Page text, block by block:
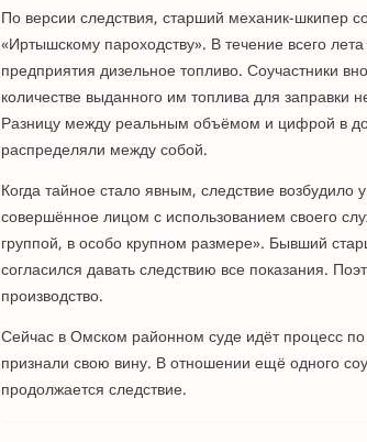
По версии следствия, старший механик-шкипер
«Иртышскому пароходству». В течение всего
предприятия дизельное топливо. Соучастники
количестве выданного им топлива для заправки
Разницу между реальным объёмом и цифрой в
распределяли между собой.
Когда тайное стало явным, следствие возбудило
совершённое лицом с использованием своего
группой, в особо крупном размере». Бывший
согласился давать следствию все показания.
производство.
Сейчас в Омском районном суде идёт процесс
признали свою вину. В отношении ещё одного
продолжается следствие.